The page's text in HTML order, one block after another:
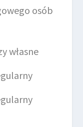
osób
własne